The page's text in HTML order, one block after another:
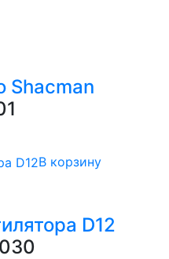
Shacman
В корзину
D12